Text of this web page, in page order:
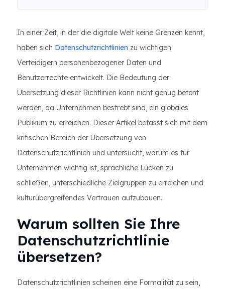
In einer Zeit, in der die digitale Welt keine Grenzen kennt,
haben sich Datenschutzrichtlinien zu wichtigen
Verteidigern personenbezogener Daten und
Benutzerrechte entwickelt. Die Bedeutung der
Übersetzung dieser Richtlinien kann nicht genug betont
werden, da Unternehmen bestrebt sind, ein globales
Publikum zu erreichen. Dieser Artikel befasst sich mit dem
kritischen Bereich der Übersetzung von
Datenschutzrichtlinien und untersucht, warum es für
Unternehmen wichtig ist, sprachliche Lücken zu
schließen, unterschiedliche Zielgruppen zu erreichen und
kulturübergreifendes Vertrauen aufzubauen.
Warum sollten Sie Ihre
Datenschutzrichtlinie
übersetzen?
Datenschutzrichtlinien scheinen eine Formalität zu sein,